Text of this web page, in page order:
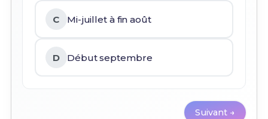
C Mi-juillet à fin août
D Début septembre
Suivant →